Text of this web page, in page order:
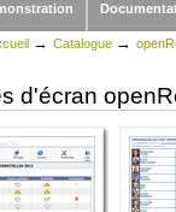
→ Catalogue →
d'écran